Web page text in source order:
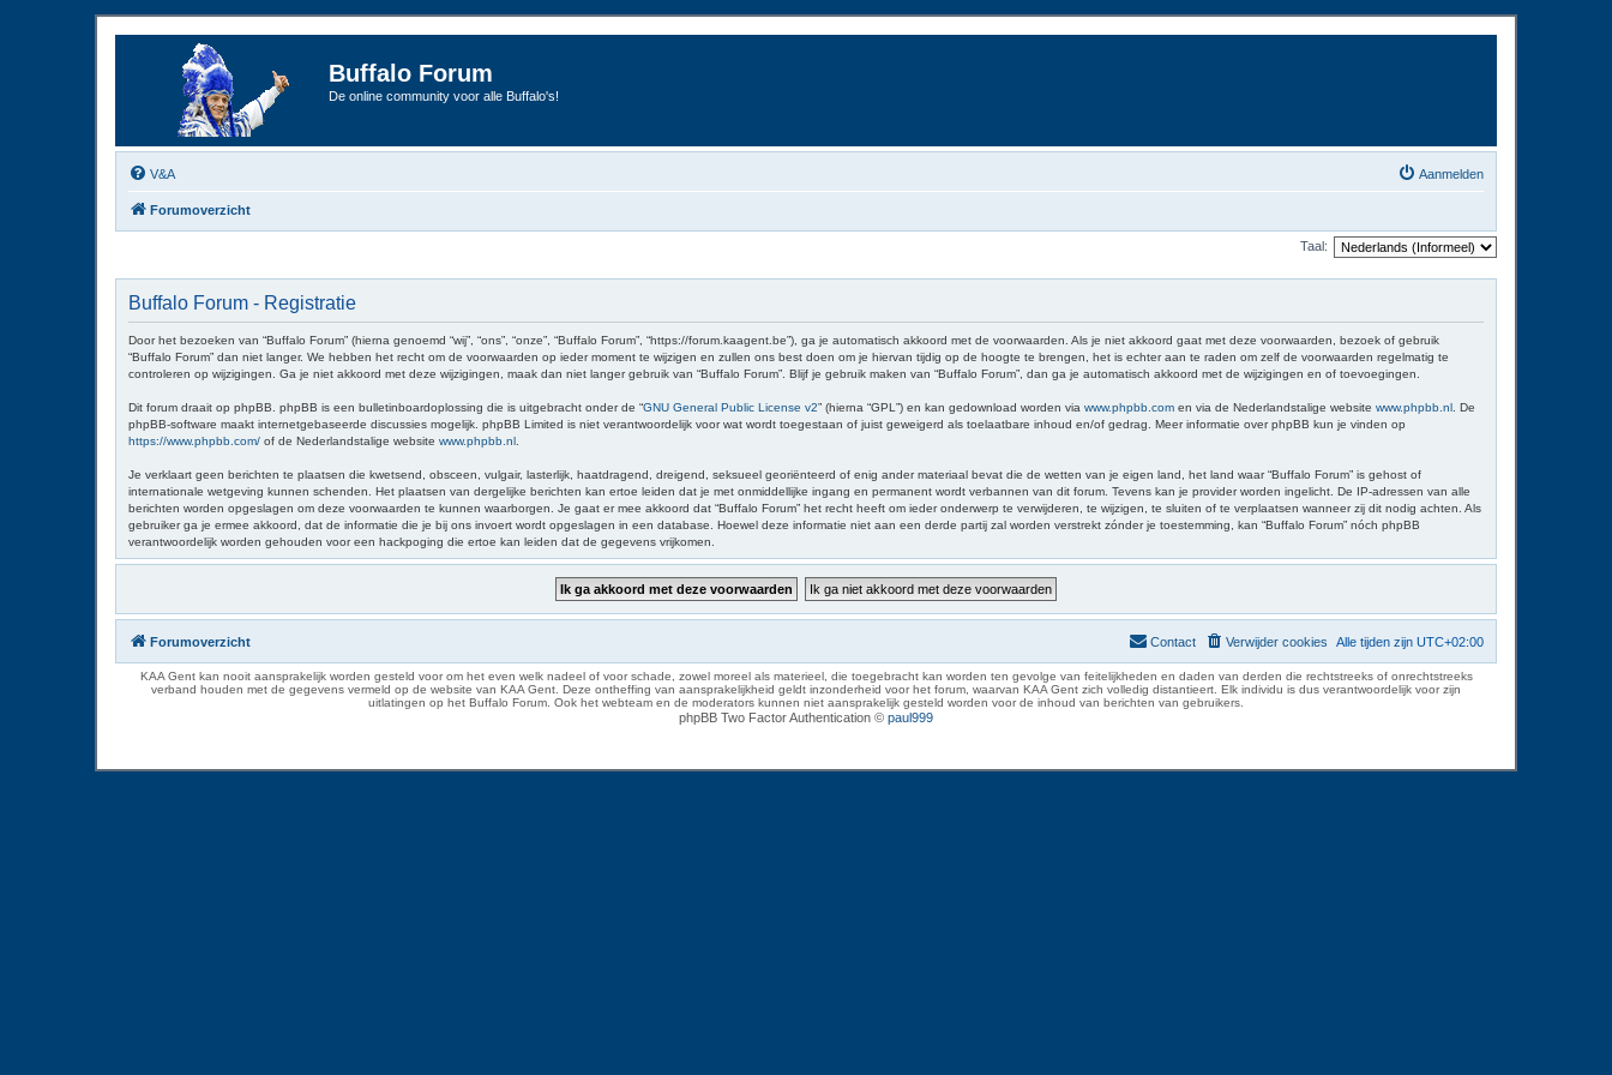
Buffalo Forum
De online community voor alle Buffalo's!
V&A Aanmelden
Forumoverzicht
Taal:
Buffalo Forum - Registratie
Door het bezoeken van “Buffalo Forum” (hierna genoemd “wij”, “ons”, “onze”, “Buffalo Forum”, “https://forum.kaagent.be”), ga je automatisch akkoord met de voorwaarden. Als je niet akkoord gaat met deze voorwaarden, bezoek of gebruik
“Buffalo Forum” dan niet langer. We hebben het recht om de voorwaarden op ieder moment te wijzigen en zullen ons best doen om je hiervan tijdig op de hoogte te brengen, het is echter aan te raden om zelf de voorwaarden regelmatig te
controleren op wijzigingen. Ga je niet akkoord met deze wijzigingen, maak dan niet langer gebruik van “Buffalo Forum”. Blijf je gebruik maken van “Buffalo Forum”, dan ga je automatisch akkoord met de wijzigingen en of toevoegingen.
Dit forum draait op phpBB. phpBB is een bulletinboardoplossing die is uitgebracht onder de “GNU General Public License v2” (hierna “GPL”) en kan gedownload worden via www.phpbb.com en via de Nederlandstalige website www.phpbb.nl . De
phpBB-software maakt internetgebaseerde discussies mogelijk. phpBB Limited is niet verantwoordelijk voor wat wordt toegestaan of juist geweigerd als toelaatbare inhoud en/of gedrag. Meer informatie over phpBB kun je vinden op
https://www.phpbb.com/ of de Nederlandstalige website www.phpbb.nl
Je verklaart geen berichten te plaatsen die kwetsend, obsceen, vulgair, lasterlijk, haatdragend, dreigend, seksueel georiënteerd of enig ander materiaal bevat die de wetten van je eigen land, het land waar “Buffalo Forum” is gehost of
internationale wetgeving kunnen schenden. Het plaatsen van dergelijke berichten kan ertoe leiden dat je met onmiddellijke ingang en permanent wordt verbannen van dit forum. Tevens kan je provider worden ingelicht. De IP-adressen van alle
berichten worden opgeslagen om deze voorwaarden te kunnen waarborgen. Je gaat er mee akkoord dat “Buffalo Forum” het recht heeft om ieder onderwerp te verwijderen, te wijzigen, te sluiten of te verplaatsen wanneer zij dit nodig achten. Als
gebruiker ga je ermee akkoord, dat de informatie die je bij ons invoert wordt opgeslagen in een database. Hoewel deze informatie niet aan een derde partij zal worden verstrekt zónder je toestemming, kan “Buffalo Forum” nóch phpBB
verantwoordelijk worden gehouden voor een hackpoging die ertoe kan leiden dat de gegevens vrijkomen.
Forumoverzicht Alle tijden zijn UTC+02:00
Verwijder cookies
Contact
KAA Gent kan nooit aansprakelijk worden gesteld voor om het even welk nadeel of voor schade, zowel moreel als materieel, die toegebracht kan worden ten gevolge van feitelijkheden en daden van derden die rechtstreeks of onrechtstreeks
verband houden met de gegevens vermeld op de website van KAA Gent. Deze ontheffing van aansprakelijkheid geldt inzonderheid voor het forum, waarvan KAA Gent zich volledig distantieert. Elk individu is dus verantwoordelijk voor zijn
uitlatingen op het Buffalo Forum. Ook het webteam en de moderators kunnen niet aansprakelijk gesteld worden voor de inhoud van berichten van gebruikers.
phpBB Two Factor Authentication © paul999